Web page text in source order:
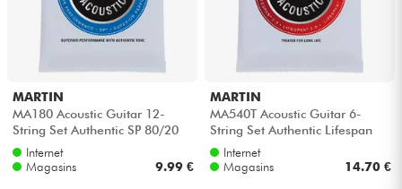
MARTIN
MA180 Acoustic Guitar 12-
String Set Authentic SP 80/20
Bronze 10-47 - Jeu de 12
cordes
Internet
Magasins
9.99 €
MARTIN
MA540T Acoustic Guitar 6-
String Set Authentic Lifespan
2.0 92/8 Phosphor Bronze 12-
54 -...
Internet
Magasins
14.70 €